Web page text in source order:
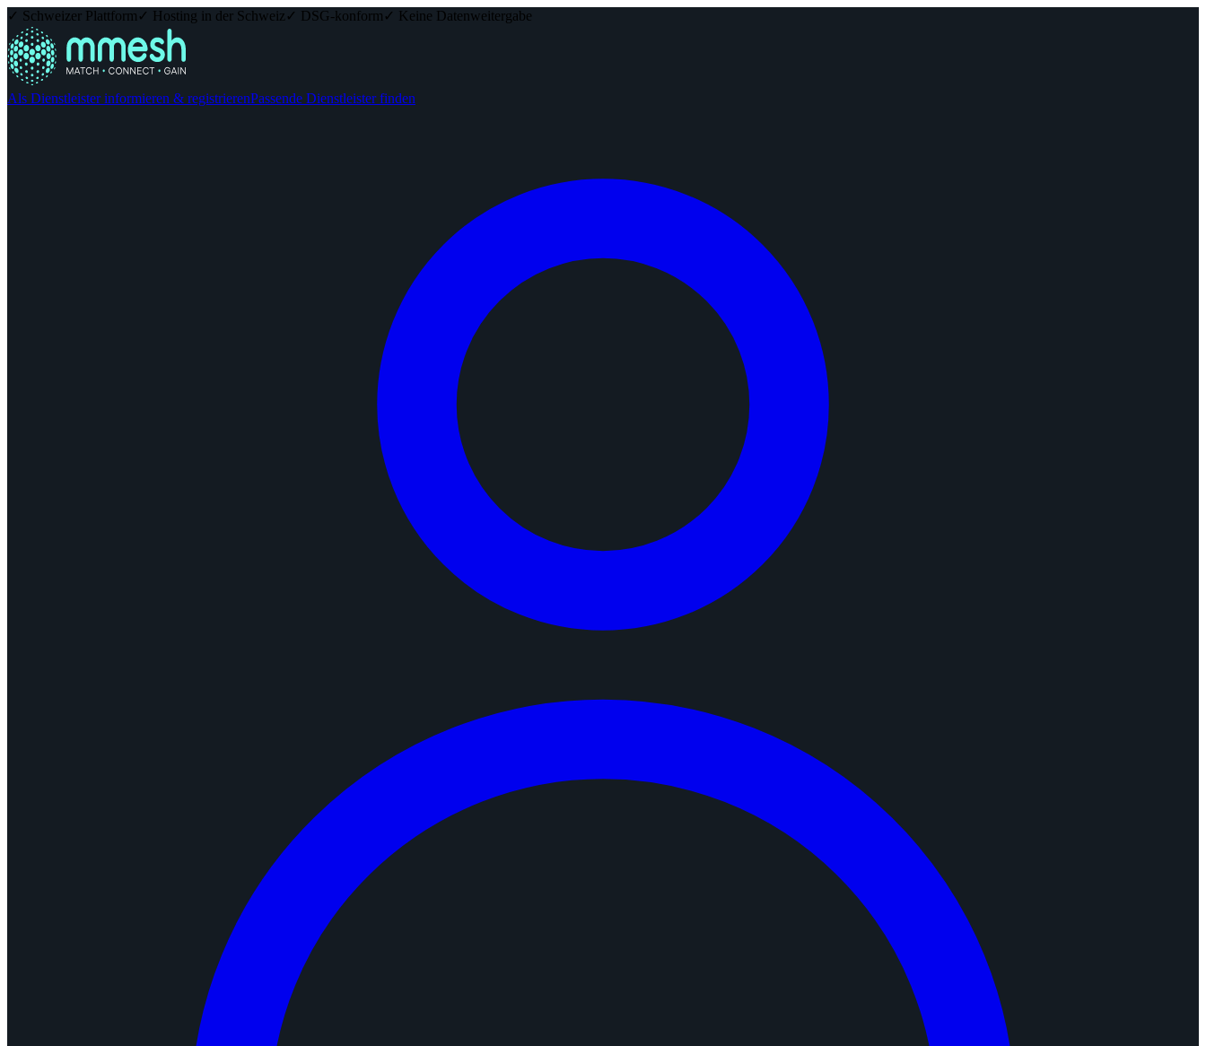
✓ Schweizer Plattform ✓ Hosting in der Schweiz ✓ DSG-konform ✓ Keine Datenweitergabe
Als Dienstleister informieren & registrierenPassende Dienstleister finden